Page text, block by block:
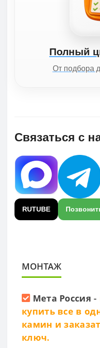
Полный
От подбора
Связаться с
RUTUBE
МОНТАЖ
Мета Россия -
купить все в
камин и
ключ.